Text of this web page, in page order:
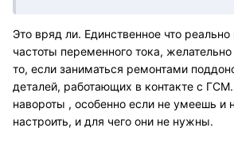
Это вряд ли. Единственное что
частоты переменного тока,
то, если заниматься ремонтами
деталей, работающих в контакте с
навороты , особенно если не умеешь и
настроить, и для чего они не нужны.